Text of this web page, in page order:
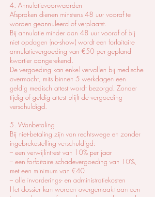
4. Annulatievoorwaarden
Afspraken dienen minstens 48 uur vooraf te
worden geannuleerd of verplaatst.
Bij annulatie minder dan 48 uur vooraf of bij
niet opdagen (no-show) wordt een forfaitaire
annulatievergoeding van €50 per gepland
kwartier aangerekend.
De vergoeding kan enkel vervallen bij medische
overmacht, mits binnen 5 werkdagen een
geldig medisch attest wordt bezorgd. Zonder
tijdig of geldig attest blijft de vergoeding
verschuldigd.
5. Wanbetaling
Bij niet-betaling zijn van rechtswege en zonder
ingebrekestelling verschuldigd:
– een verwijlintrest van 10% per jaar
– een forfaitaire schadevergoeding van 10%,
met een minimum van €40
– alle invorderings- en administratiekosten
Het dossier kan worden overgemaakt aan een